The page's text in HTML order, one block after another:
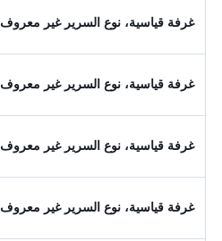
غرفة قياسية، نوع السرير غير معروف
غرفة قياسية، نوع السرير غير معروف
غرفة قياسية، نوع السرير غير معروف
غرفة قياسية، نوع السرير غير معروف